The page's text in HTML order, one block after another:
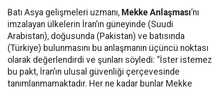
Batı Asya gelişmeleri uzmanı, Mekke Anlaşması’nı
imzalayan ülkelerin İran’ın güneyinde (Suudi
Arabistan), doğusunda (Pakistan) ve batısında
(Türkiye) bulunmasını bu anlaşmanın üçüncü noktası
olarak değerlendirdi ve şunları söyledi: “İster istemez
bu pakt, İran’ın ulusal güvenliği çerçevesinde
tanımlanmamaktadır. Her ne kadar bunlar Mekke